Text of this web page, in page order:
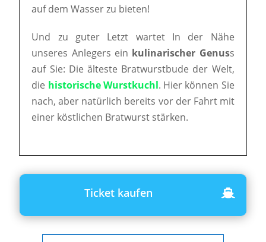
auf dem Wasser zu bieten!
Und zu guter Letzt wartet In der Nähe
unseres Anlegers ein kulinarischer Genuss
auf Sie: Die älteste Bratwurstbude der Welt,
die historische Wurstkuchl. Hier können Sie
nach, aber natürlich bereits vor der Fahrt mit
einer köstlichen Bratwurst stärken.
Ticket kaufen